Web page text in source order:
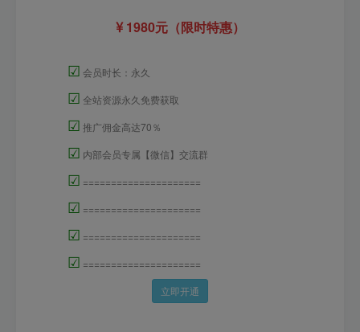
1980元（限时特惠）
☑ 会员时长：永久
☑ 全站资源永久免费获取
☑ 推广佣金高达70％
☑ 内部会员专属【微信】交流群
☑ =====================
☑ =====================
☑ =====================
☑ =====================
立即开通